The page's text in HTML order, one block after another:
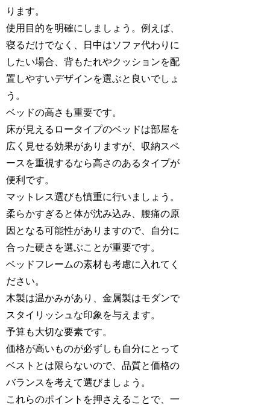
ります。
使用目的を明確にしましょう。例えば、
寝るだけでなく、日中はソファ代わりに
したい場合、背もたれやクッションを配
置しやすいデザインを選ぶと良いでしょ
う。
ベッドの高さも重要です。
床が見えるロータイプのベッドは部屋を
広く見せる効果がありますが、収納スペ
ースを重視するなら高さのあるタイプが
便利です。
マットレス選びも慎重に行いましょう。
柔らかすぎると体が沈み込み、腰痛の原
因となる可能性がありますので、自分に
合った硬さを選ぶことが重要です。
ベッドフレームの素材も考慮に入れてく
ださい。
木製は温かみがあり、金属製はモダンで
スタイリッシュな印象を与えます。
予算も大切な要素です。
価格が高いものが必ずしも自分にとって
ベストとは限らないので、品質と価格の
バランスを考えて選びましょう。
これらのポイントを押さえることで、一